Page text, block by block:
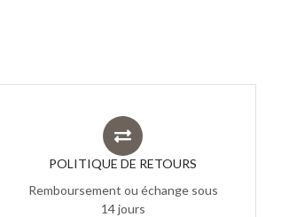
POLITIQUE DE RETOURS
Remboursement ou échange sous
14 jours